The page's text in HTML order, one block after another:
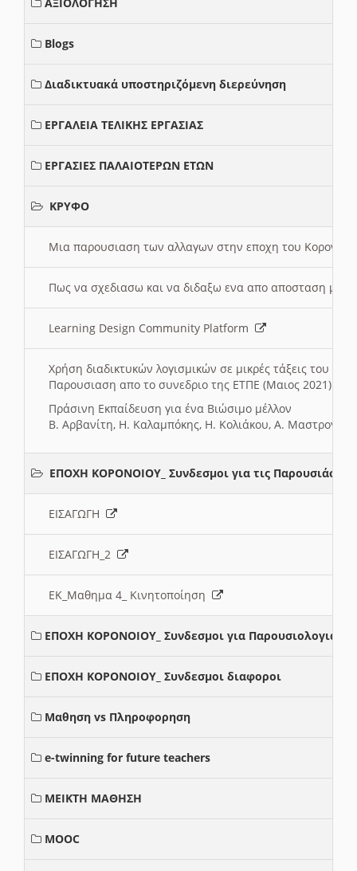
Blogs
Διαδικτυακά υποστηριζόμενη διερεύνηση
ΕΡΓΑΛΕΙΑ ΤΕΛΙΚΗΣ ΕΡΓΑΣΙΑΣ
ΕΡΓΑΣΙΕΣ ΠΑΛΑΙΟΤΕΡΩΝ ΕΤΩΝ
ΚΡΥΦΟ
Μια παρουσιαση των αλλαγων στην εποχη του
Πως να σχεδιασω και να διδαξω ενα απο αποσταση
Learning Design Community Platform
Χρήση διαδικτυκών λογισμικών σε μικρές τάξεις του
Παρουσιαση απο το συνεδριο της ΕΤΠΕ (Μαιος 2021)
Πράσινη Εκπαίδευση για ένα Βιώσιμο μέλλον
Β. Αρβανίτη, Η. Καλαμπόκης, Η. Κολιάκου, Α.
ΕΠΟΧΗ ΚΟΡΟΝΟΙΟΥ_ Συνδεσμοι για τις Παρουσιάσεις
ΕΙΣΑΓΩΓΗ
ΕΙΣΑΓΩΓΗ_2
ΕΚ_Μαθημα 4_ Κινητοποίηση
ΕΠΟΧΗ ΚΟΡΟΝΟΙΟΥ_ Συνδεσμοι για Παρουσιολογια
ΕΠΟΧΗ ΚΟΡΟΝΟΙΟΥ_ Συνδεσμοι διαφοροι
Μαθηση vs Πληροφορηση
e-twinning for future teachers
ΜΕΙΚΤΗ ΜΑΘΗΣΗ
MOOC